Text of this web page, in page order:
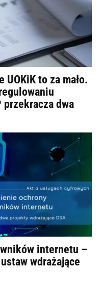
to za mało.
przekracza dwa
internetu –
wdrażające